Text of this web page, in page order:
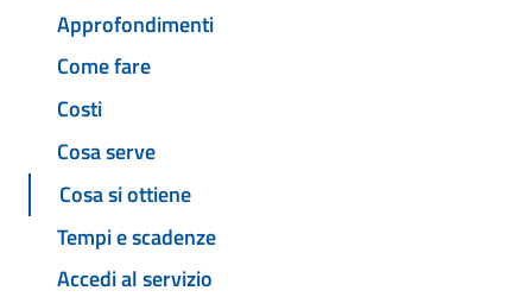
Approfondimenti
Come fare
Costi
Cosa serve
Cosa si ottiene
Tempi e scadenze
Accedi al servizio